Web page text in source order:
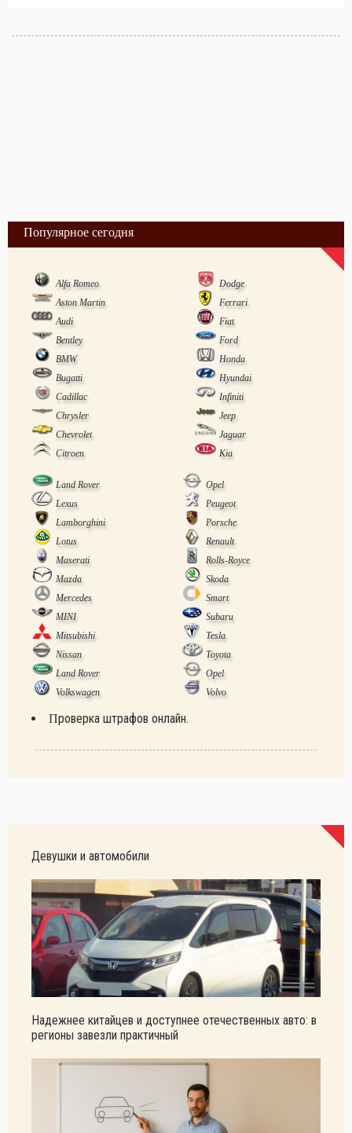
Популярное сегодня
Alfa Romeo
Dodge
Aston Martin
Ferrari
Audi
Fiat
Bentley
Ford
BMW
Honda
Bugatti
Hyundai
Cadillac
Infiniti
Chrysler
Jeep
Chevrolet
Jaguar
Citroen
Kia
Land Rover
Opel
Lexus
Peugeot
Lamborghini
Porsche
Lotus
Renault
Maserati
Rolls-Royce
Mazda
Skoda
Mercedes
Smart
MINI
Subaru
Mitsubishi
Tesla
Nissan
Toyota
Land Rover
Opel
Volkswagen
Volvo
Проверка штрафов онлайн.
Девушки и автомобили
Надежнее китайцев и доступнее отечественных авто: в
регионы завезли практичный